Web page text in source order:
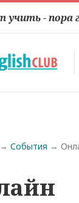
учить - пора
События